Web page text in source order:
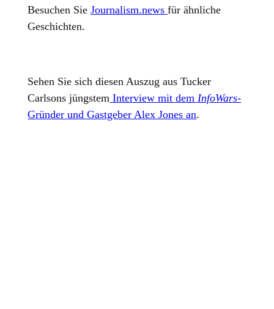
Besuchen SieJournalism.newsfür ähnliche
Geschichten.
Sehen Sie sich diesen Auszug aus Tucker
Carlsons jüngstem Interview mit demInfoWars-
Gründer und Gastgeber Alex Jones an.